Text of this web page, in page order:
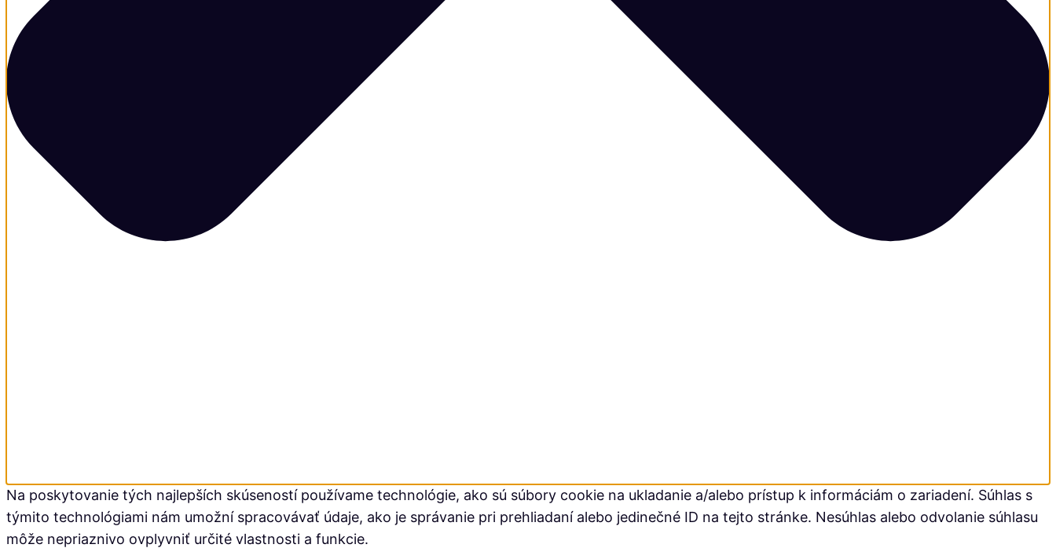
Na poskytovanie tých najlepších skúseností používame technológie, ako sú súbory cookie na ukladanie a/alebo prístup k informáciám o zariadení. Súhlas s
týmito technológiami nám umožní spracovávať údaje, ako je správanie pri prehliadaní alebo jedinečné ID na tejto stránke. Nesúhlas alebo odvolanie súhlasu
môže nepriaznivo ovplyvniť určité vlastnosti a funkcie.